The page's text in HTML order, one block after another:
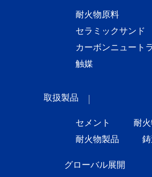
耐火物原料
セラミックサンド
カーボンニュート
触媒
取扱製品
セメント
耐
耐火物製品
グローバル展開